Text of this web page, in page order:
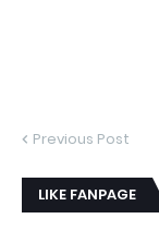
Previous Post
LIKE FANPAGE